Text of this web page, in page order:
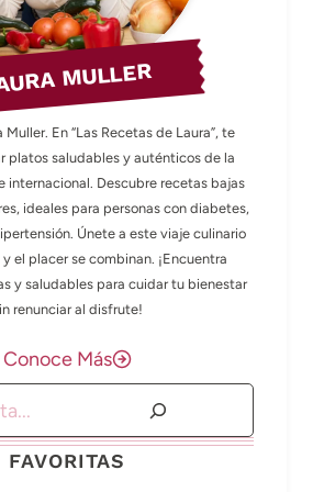
MULLER
Muller. En “Las Recetas de Laura”, te
platos saludables y auténticos de la
internacional. Descubre recetas bajas
ideales para personas con diabetes,
Únete a este viaje culinario
el placer se combinan. ¡Encuentra
y saludables para cuidar tu bienestar
renunciar al disfrute!
Conoce Más
FAVORITAS